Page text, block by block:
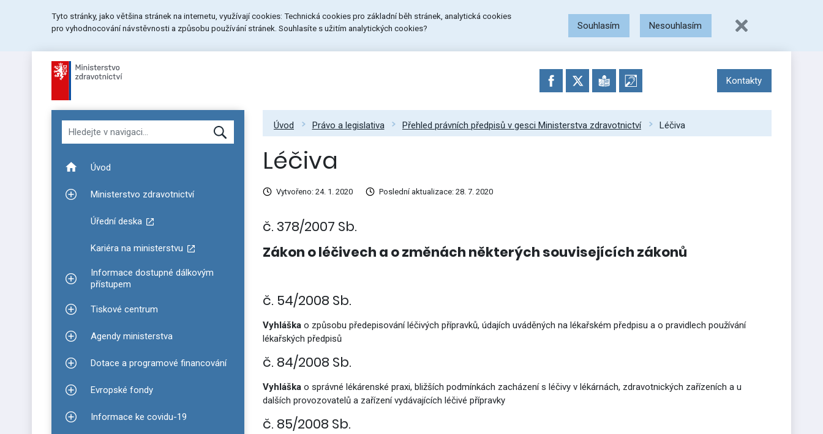
Tyto stránky, jako většina stránek na internetu, využívají cookies: Technická cookies pro základní běh stránek, analytická cookies
pro vyhodnocování návstěvnosti a způsobu používání stránek. Souhlasíte s užitím analytických cookies?
Souhlasím Nesouhlasím
Kontakty
Hledat v navigaci
Úvod
Zobrazit podmenu pro Ministerstvo zdravotnictví
Ministerstvo zdravotnictví
Úřední deska
Kariéra na ministerstvu
Zobrazit podmenu pro Informace dostupné dálkovým přístupem
Informace dostupné dálkovým
přístupem
Zobrazit podmenu pro Tiskové centrum
Tiskové centrum
Zobrazit podmenu pro Agendy ministerstva
Agendy ministerstva
Zobrazit podmenu pro Dotace a programové financování
Dotace a programové financování
Zobrazit podmenu pro Evropské fondy
Evropské fondy
Zobrazit podmenu pro Informace ke covidu-19
Informace ke covidu-19
Úvod Právo a legislativa Přehled právních předpisů v gesci Ministerstva zdravotnictví Léčiva
Léčiva
Vytvořeno: 24. 1. 2020 Poslední aktualizace: 28. 7. 2020
č. 378/2007 Sb.
Zákon o léčivech a o změnách některých souvisejících zákonů
č. 54/2008 Sb.
Vyhláška o způsobu předepisování léčivých přípravků, údajích uváděných na lékařském předpisu a o pravidlech používání
lékařských předpisů
č. 84/2008 Sb.
Vyhláška o správné lékárenské praxi, bližších podmínkách zacházení s léčivy v lékárnách, zdravotnických zařízeních a u
dalších provozovatelů a zařízení vydávajících léčivé přípravky
č. 85/2008 Sb.